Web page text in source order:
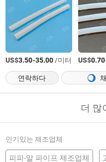
US$3.50-35.00/미터 US$0.70
연락하다
더 많
인기있는 제조업체
피피-알 파이프 제조업체